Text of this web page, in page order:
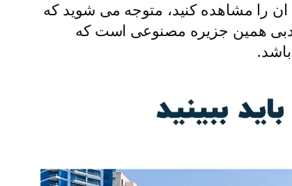
ان را مشاهده کنید، متوجه می شوید که
همین جزیره مصنوعی است که